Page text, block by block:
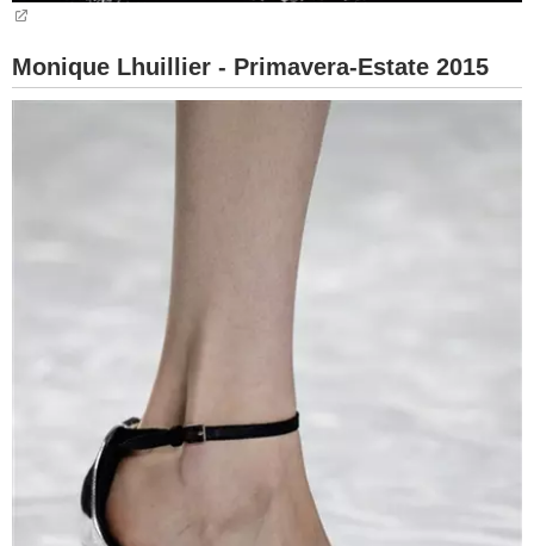
Monique Lhuillier - Primavera-Estate 2015